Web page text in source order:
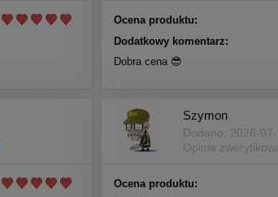
Ocena produktu:
Dodatkowy komentarz:
Dobra cena 😎
Szymon
Dodano: 2026-
Opinia
Ocena produktu: